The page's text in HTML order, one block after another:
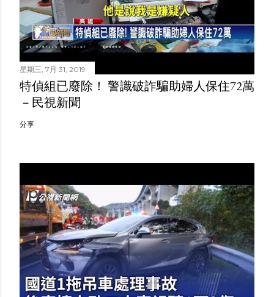
星期三, 7月 31, 2019
特偵組已廢除！ 警識破詐騙助婦人保住72萬
－民視新聞
分享